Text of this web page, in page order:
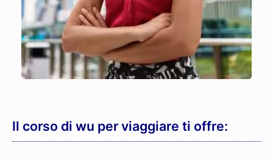
Il corso di wu per viaggiare ti offre: